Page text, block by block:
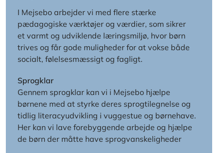
I Mejsebo arbejder vi med flere stærke
pædagogiske værktøjer og værdier, som sikrer
et varmt og udviklende læringsmiljø, hvor børn
trives og får gode muligheder for at vokse både
socialt, følelsesmæssigt og fagligt.
Sprogklar
Gennem sprogklar kan vi i Mejsebo hjælpe
børnene med at styrke deres sprogtilegnelse og
tidlig literacyudvikling i vuggestue og børnehave.
Her kan vi lave forebyggende arbejde og hjælpe
de børn der måtte have sprogvanskeligheder